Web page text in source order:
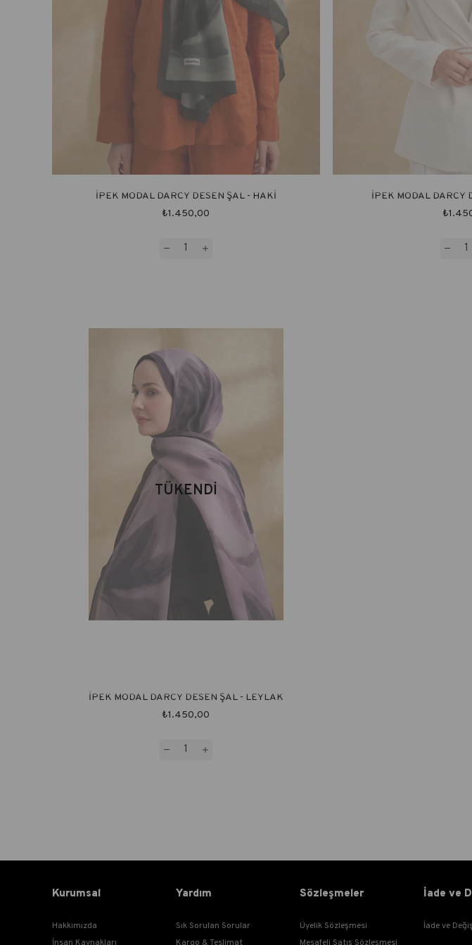
İPEK MODAL DARCY DESEN ŞAL - HAKİ
₺1.450,00
İPEK MODAL DARCY
TÜKENDI
İPEK MODAL DARCY DESEN ŞAL - LEYLAK
₺1.450,00
Kurumsal
Hakkımızda
Yardım
Sık Sorulan Sorular
Sözleşmeler
Üyelik Sözleşmesi
İade ve
İade ve